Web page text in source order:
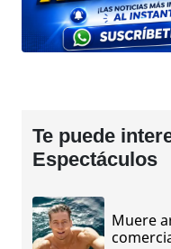
Te puede
Espectáculos
Muere